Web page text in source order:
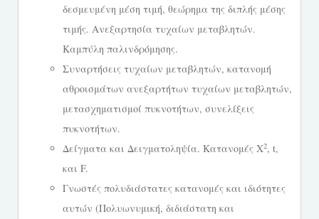
δεσμευμένη μέση τιμή, θεώρημα της διπλής μέσης
τιμής. Ανεξαρτησία τυχαίων μεταβλητών.
Καμπύλη παλινδρόμησης.
Συναρτήσεις τυχαίων μεταβλητών, κατανομή
αθροισμάτων ανεξαρτήτων τυχαίων μεταβλητών,
μετασχηματισμοί πυκνοτήτων, συνελίξεις
πυκνοτήτων.
Δείγματα και Δειγματοληψία. Κατανομές Χ2, t,
και F.
Γνωστές πολυδιάστατες κατανομές και ιδιότητες
αυτών (Πολυωνυμική, διδιάστατη και